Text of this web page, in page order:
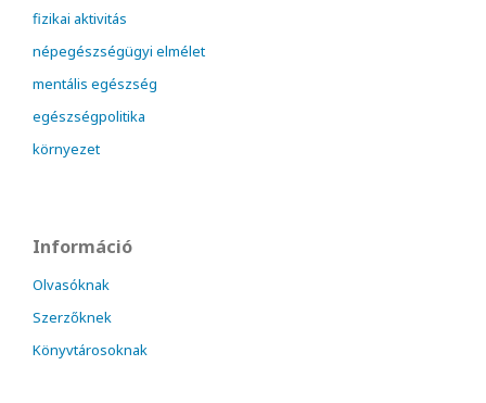
fizikai aktivitás
népegészségügyi elmélet
mentális egészség
egészségpolitika
környezet
Információ
Olvasóknak
Szerzőknek
Könyvtárosoknak